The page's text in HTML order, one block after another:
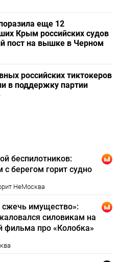
еще 12
Крым российских судов
пост на вышке в Черном
российских тиктокеров
в поддержку партии